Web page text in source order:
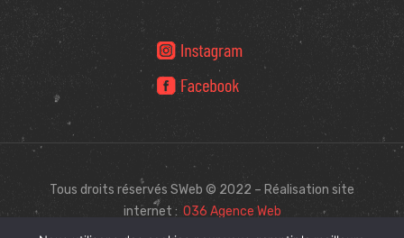
Tous droits réservés SWeb © 2022 – Réalisation site
internet : O36 Agence Web